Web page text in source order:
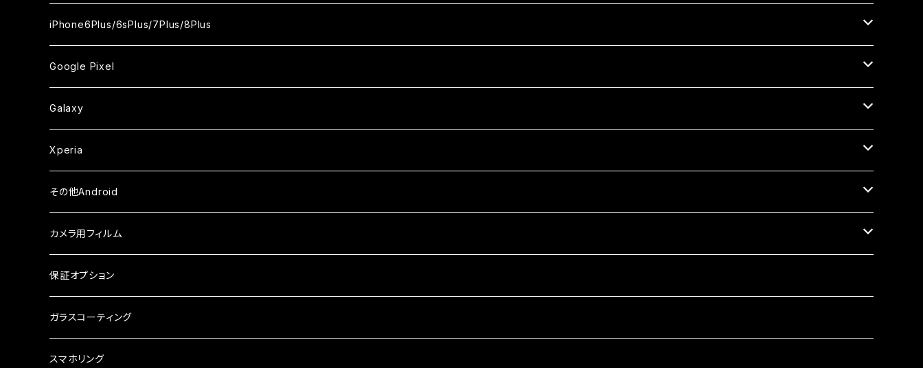
セラミックフィルム
セラミックフィルム
ガラスフィルム
セラミックフィルム
セラミックフィルム
ガラスフィルム
セラミックフィルム
iPhoneXR
ガラスフィルム
セラミックフィルム
iPhoneXSMax
ガラスフィルム
セラミックフィルム
ガラスフィルム
ケース
iPhoneSE2
ガラスフィルム
ケース
iPhone8
ガラスフィルム
セラミックフィルム
iPhone7
ガラスフィルム
セラミックフィルム
iPhone6s
ガラスフィルム
ケース・カバー
iPhone6
ガラスフィルム
ケース・カバー
iPhone6Plus/6sPlus/7Plus/8Plus
iPhone6Plus
ガラスフィルム
ケース
iPhone6sPlus
ガラスフィルム
ケース
iPhone7Plus
ガラスフィルム
ケース
iPhone8Plus
ガラスフィルム
ケース
Google Pixel
ガラスフィルム
セラミックフィルム
ケース
Galaxy
ガラスフィルム
セラミックフィルム
ケース
Xperia
ガラスフィルム
その他Android
AQUOS
ガラスフィルム
arrows
ガラスフィルム
シンプルスマホ
ガラスフィルム
らくらくスマホ
カメラ用フィルム
iPhone
iPhone17e
iPhone17ProMax
Android
保証オプション
ガラスコーティング
スマホリング